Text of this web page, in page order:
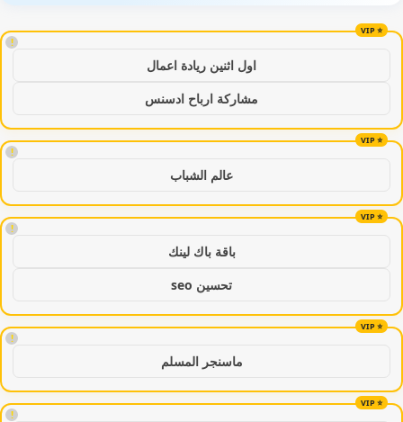
!
اول اثنين ريادة اعمال
مشاركة ارباح ادسنس
!
عالم الشباب
!
باقة باك لينك
تحسين seo
!
ماسنجر المسلم
!